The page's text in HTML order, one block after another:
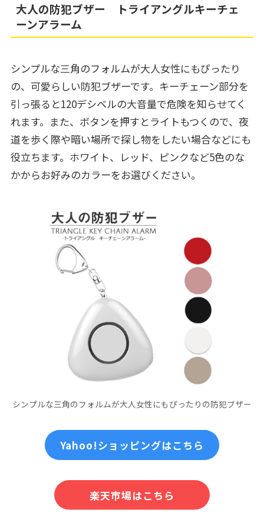
大人の防犯ブザー トライアングルキーチェ
ーンアラーム
シンプルな三角のフォルムが大人女性にもぴったり
の、可愛らしい防犯ブザーです。キーチェーン部分を
引っ張ると120デシベルの大音量で危険を知らせてく
れます。また、ボタンを押すとライトもつくので、夜
道を歩く際や暗い場所で探し物をしたい場合などにも
役立ちます。ホワイト、レッド、ピンクなど5色のな
かからお好みのカラーをお選びください。
シンプルな三角のフォルムが大人女性にもぴったりの防犯ブザー
Yahoo!ショッピングはこちら
楽天市場はこちら